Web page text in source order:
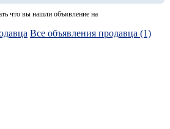
что вы нашли объявление на
Все объявления продавца (1)